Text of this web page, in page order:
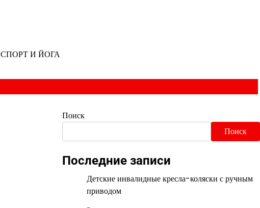
СПОРТ И ЙОГА
Поиск
Поиск
Последние записи
Детские инвалидные кресла-коляски с ручным
приводом